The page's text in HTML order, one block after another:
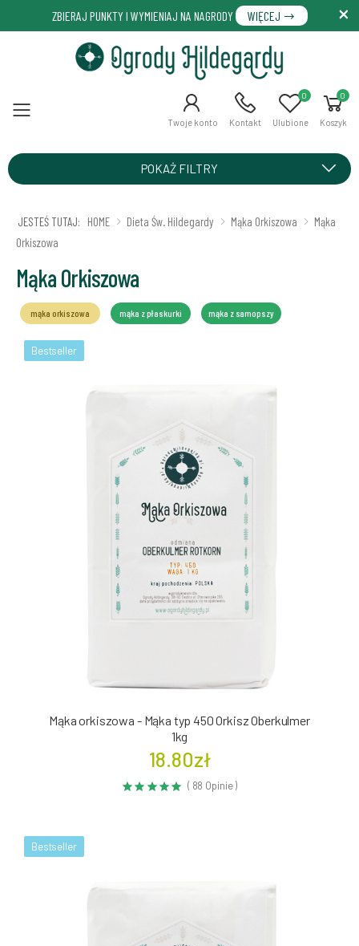
ZBIERAJ PUNKTY I WYMIENIAJ NA NAGRODY WIĘCEJ
Menu Twoje konto Kontakt Ulubione
0 0
Koszyk
POKAŻ FILTRY
JESTEŚ TUTAJ: HOME Dieta Św. Hildegardy Mąka Orkiszowa
Mąka
Orkiszowa
Mąka Orkiszowa
mąka orkiszowa mąka z płaskurki mąka z samopszy
Bestseller
Mąka orkiszowa - Mąka typ 450 Orkisz Oberkulmer
1kg
18.80zł
( 88 Opinie )
Bestseller